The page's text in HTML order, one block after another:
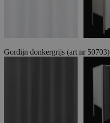
Gordijn donkergrijs (art nr 50703)